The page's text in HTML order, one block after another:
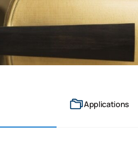
Applications